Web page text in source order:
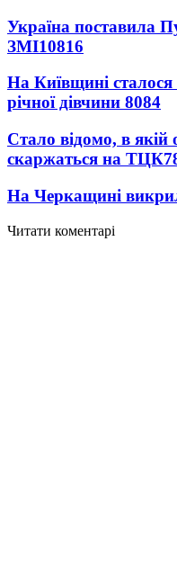
Україна поставила
ЗМІ10816
На Київщині сталося
річної дівчини 8084
Стало відомо, в якій
скаржаться на ТЦК
На Черкащині
Читати коментарі